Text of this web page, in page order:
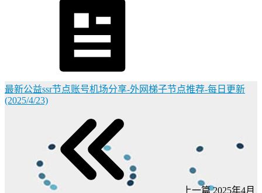
最新公益ssr节点账号机场分享-外网梯子节点推荐-每日更新
(2025/4/23)
上一篇 2025年4月